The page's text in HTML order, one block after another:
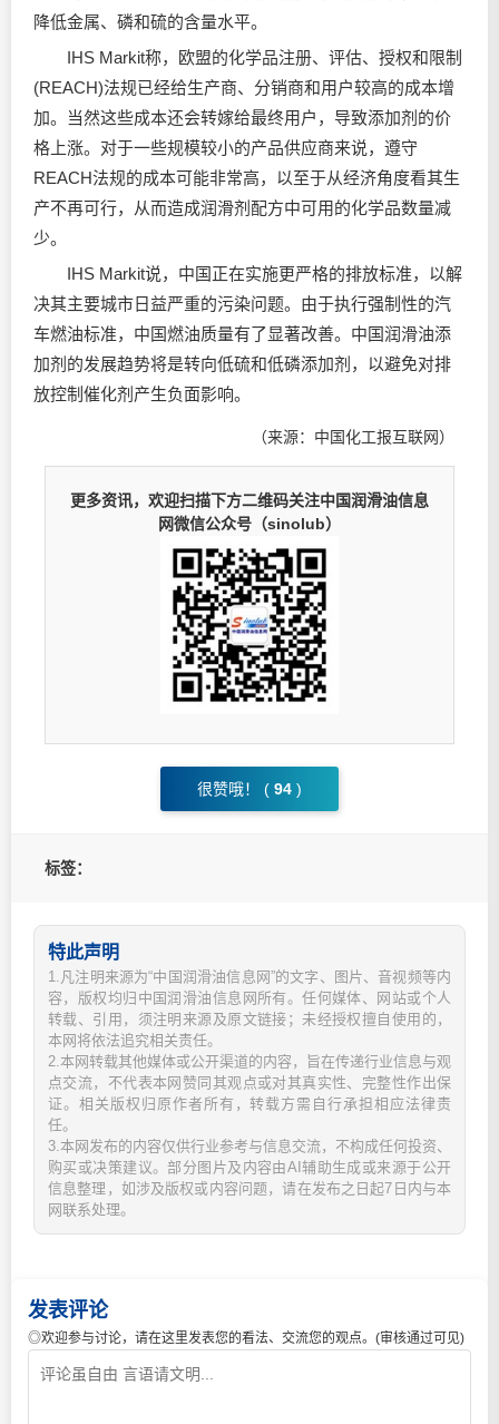
降低金属、磷和硫的含量水平。
IHS Markit称，欧盟的化学品注册、评估、授权和限制
(REACH)法规已经给生产商、分销商和用户较高的成本增
加。当然这些成本还会转嫁给最终用户，导致添加剂的价
格上涨。对于一些规模较小的产品供应商来说，遵守
REACH法规的成本可能非常高，以至于从经济角度看其生
产不再可行，从而造成润滑剂配方中可用的化学品数量减
少。
IHS Markit说，中国正在实施更严格的排放标准，以解
决其主要城市日益严重的污染问题。由于执行强制性的汽
车燃油标准，中国燃油质量有了显著改善。中国润滑油添
加剂的发展趋势将是转向低硫和低磷添加剂，以避免对排
放控制催化剂产生负面影响。
（来源：中国化工报互联网）
更多资讯，欢迎扫描下方二维码关注中国润滑油信息
网微信公众号（sinolub）
很赞哦！ ( 94 )
标签：
特此声明
1.凡注明来源为“中国润滑油信息网”的文字、图片、音视频等内
容，版权均归中国润滑油信息网所有。任何媒体、网站或个人
转载、引用，须注明来源及原文链接；未经授权擅自使用的，
本网将依法追究相关责任。
2.本网转载其他媒体或公开渠道的内容，旨在传递行业信息与观
点交流，不代表本网赞同其观点或对其真实性、完整性作出保
证。相关版权归原作者所有，转载方需自行承担相应法律责
任。
3.本网发布的内容仅供行业参考与信息交流，不构成任何投资、
购买或决策建议。部分图片及内容由AI辅助生成或来源于公开
信息整理，如涉及版权或内容问题，请在发布之日起7日内与本
网联系处理。
发表评论
◎欢迎参与讨论，请在这里发表您的看法、交流您的观点。(审核通过可见)